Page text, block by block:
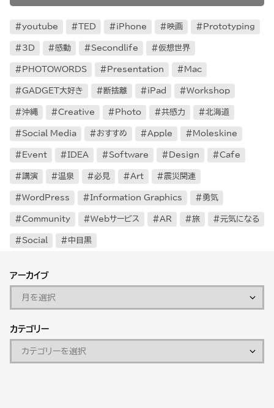
youtube TED iPhone 映画 Prototyping
3D 感動 Secondlife 仮想世界
PHOTOWORDS Presentation Mac
GADGET大好き 断捨離 iPad Workshop
沖縄 Creative Photo 共感力 北海道
Social Media おすすめ Apple Moleskine
Event IDEA Software Design Cafe
講演 温泉 必見 Art 震災関連
WordPress Information Graphics 勇気
Community Webサービス AR 旅 元気になる
Social 中目黒
アーカイブ
カテゴリー